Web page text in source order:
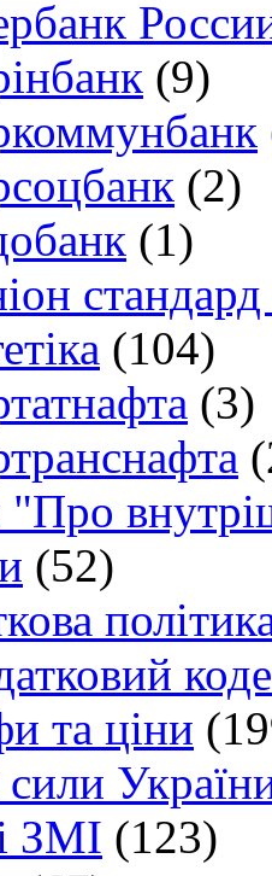
(9)
(2)
(1)
стандард
(104)
(3)
"Про
(52)
та ціни
ЗМІ (123)